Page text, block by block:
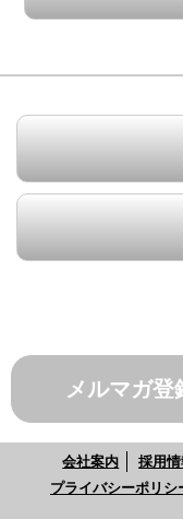
メルマガ登
会社案内 採用情
プライバシーポリシ